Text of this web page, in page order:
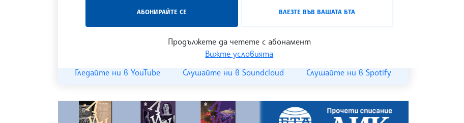
АБОНИРАЙТЕ СЕ ВЛЕЗТЕ ВЪВ ВАШАТА БТА
Продължете да четете с абонамент
Вижте условията
„Час ЛИК“ на БТА е мястото за срещи отблизо с лицата на българската култура,
страницатаи вYouTube канала на БТА.
Гледайте ни в YouTube Слушайте ни в Soundcloud Слушайте ни в Spotify